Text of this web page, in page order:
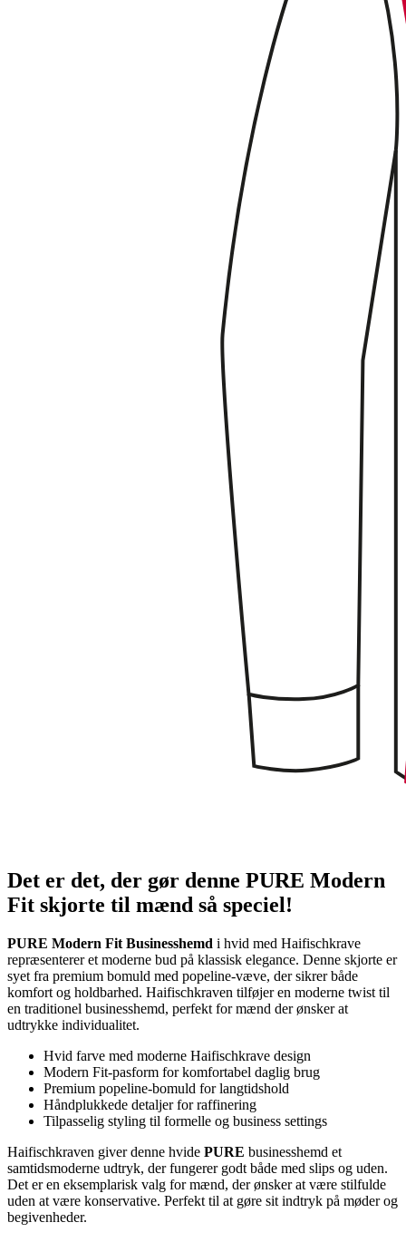
Det er det, der gør denne PURE Modern
Fit skjorte til mænd så speciel!
PURE Modern Fit Businesshemd i hvid med Haifischkrave
repræsenterer et moderne bud på klassisk elegance. Denne skjorte er
syet fra premium bomuld med popeline-væve, der sikrer både
komfort og holdbarhed. Haifischkraven tilføjer en moderne twist til
en traditionel businesshemd, perfekt for mænd der ønsker at
udtrykke individualitet.
Hvid farve med moderne Haifischkrave design
Modern Fit-pasform for komfortabel daglig brug
Premium popeline-bomuld for langtidshold
Håndplukkede detaljer for raffinering
Tilpasselig styling til formelle og business settings
Haifischkraven giver denne hvide PURE businesshemd et
samtidsmoderne udtryk, der fungerer godt både med slips og uden.
Det er en eksemplarisk valg for mænd, der ønsker at være stilfulde
uden at være konservative. Perfekt til at gøre sit indtryk på møder og
begivenheder.